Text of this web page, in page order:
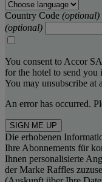
Country Code (optional)
(optional)
You consent to Accor
for the hotel to send you
You may unsubscribe at
An error has occurred.
SIGN ME UP
Die erhobenen
Ihre Abonnements für
Ihnen personalisierte
der Marke Raffles